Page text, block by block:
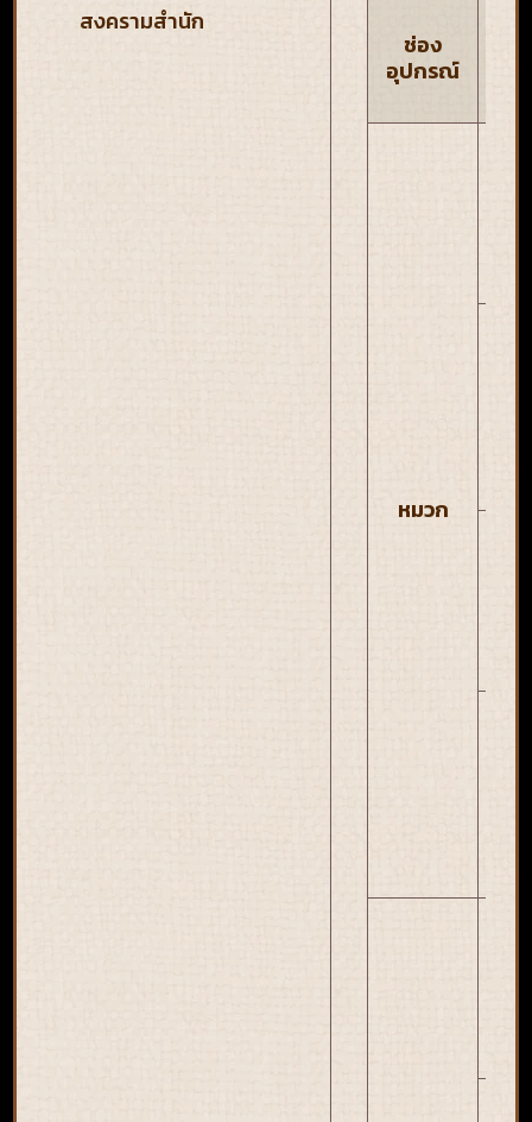
สงครามสำนัก
ช่อง
อุปกรณ์
หมวก